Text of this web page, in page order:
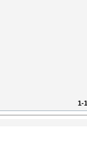
1-